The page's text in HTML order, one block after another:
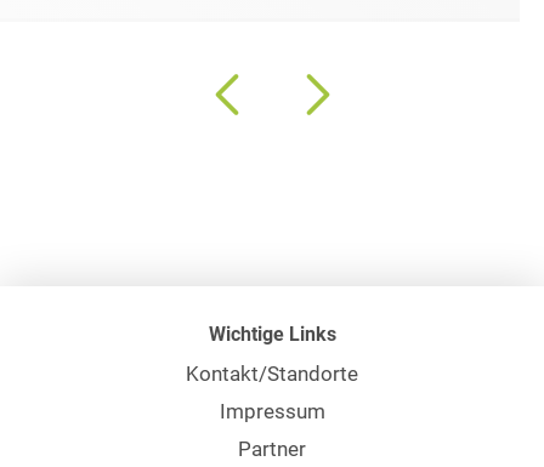
Wichtige Links
Kontakt/Standorte
Impressum
Partner